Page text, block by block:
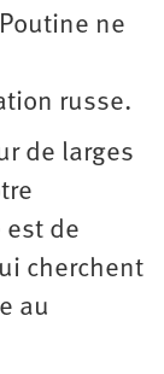
ne
russe.
de larges
de
cherchent
au